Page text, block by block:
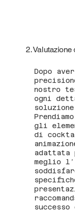
2.
Dopo
nostro
ogni
gli
di
adattata
meglio